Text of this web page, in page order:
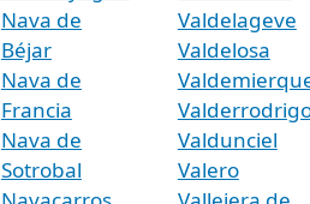
Nava de
Béjar
Nava de
Francia
Nava de
Sotrobal
Valdelageve
Valdelosa
Valdunciel
Valero